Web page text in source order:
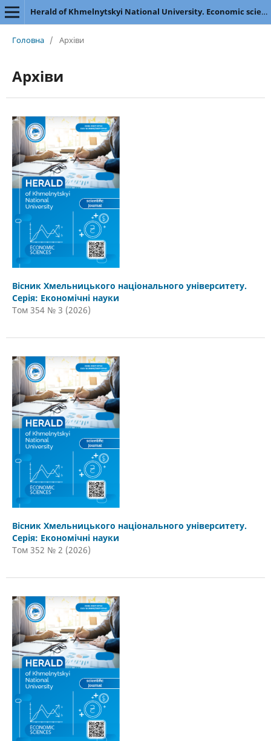
Herald of Khmelnytskyi National University. Economic sciences
Головна / Архіви
Архіви
Вісник Хмельницького національного університету.
Серія: Економічні науки
Том 354 № 3 (2026)
Вісник Хмельницького національного університету.
Серія: Економічні науки
Том 352 № 2 (2026)